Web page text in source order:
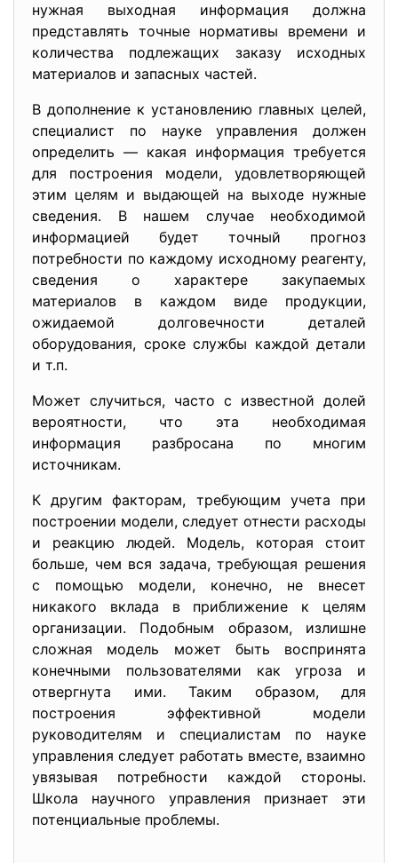
нужная выходная информация должна
представлять точные нормативы времени и
количества подлежащих заказу исходных
материалов и запасных частей.
В дополнение к установлению главных целей,
специалист по науке управления должен
определить — какая информация требуется
для построения модели, удовлетворяющей
этим целям и выдающей на выходе нужные
сведения. В нашем случае необходимой
информацией будет точный прогноз
потребности по каждому исходному реагенту,
сведения о характере закупаемых
материалов в каждом виде продукции,
ожидаемой долговечности деталей
оборудования, сроке службы каждой детали
и т.п.
Может случиться, часто с известной долей
вероятности, что эта необходимая
информация разбросана по многим
источникам.
К другим факторам, требующим учета при
построении модели, следует отнести расходы
и реакцию людей. Модель, которая стоит
больше, чем вся задача, требующая решения
с помощью модели, конечно, не внесет
никакого вклада в приближение к целям
организации. Подобным образом, излишне
сложная модель может быть воспринята
конечными пользователями как угроза и
отвергнута ими. Таким образом, для
построения эффективной модели
руководителям и специалистам по науке
управления следует работать вместе, взаимно
увязывая потребности каждой стороны.
Школа научного управления признает эти
потенциальные проблемы.